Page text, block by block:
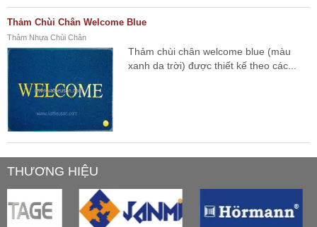
Thảm Chùi Chân Welcome Blue
Thảm Nhựa Chùi Chân
Thảm chùi chân welcome blue (màu
xanh da trời) được thiết kế theo các...
THƯƠNG HIỆU